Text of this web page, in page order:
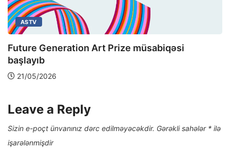
ASTV
Future Generation Art Prize müsabiqəsi
başlayıb
21/05/2026
Leave a Reply
Sizin e-poçt ünvanınız dərc edilməyəcəkdir. Gərəkli sahələr * ilə
işarələnmişdir